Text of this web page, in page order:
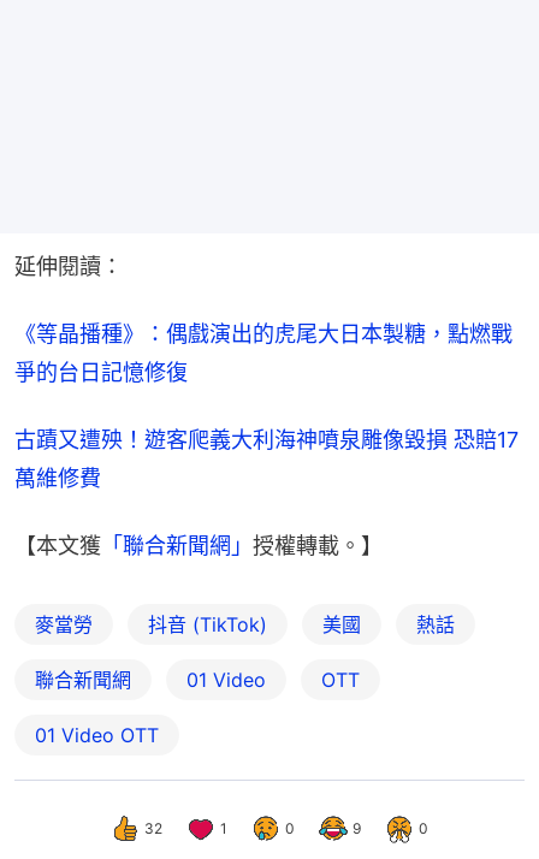
延伸閱讀：
《等晶播種》：偶戲演出的虎尾大日本製糖，點燃戰
爭的台日記憶修復
古蹟又遭殃！遊客爬義大利海神噴泉雕像毀損 恐賠17
萬維修費
【本文獲 「聯合新聞網」 授權轉載。】
麥當勞 抖音 (TikTok) 美國 熱話
聯合新聞網 01 Video OTT
01‌ ‌Video‌ ‌OTT
32 1 0 9 0